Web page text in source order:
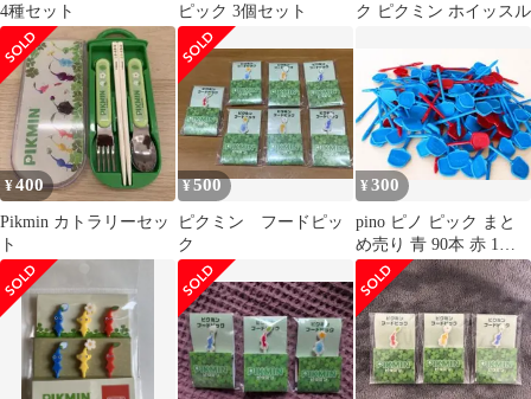
4種セット
ピック 3個セット
ク ピクミン ホイッスル
¥400
Pikmin カトラリーセッ
ト
¥500
ピクミン フードピッ
ク
¥300
pino ピノ ピック まと
め売り 青 90本 赤 1本
ポケモン 21本